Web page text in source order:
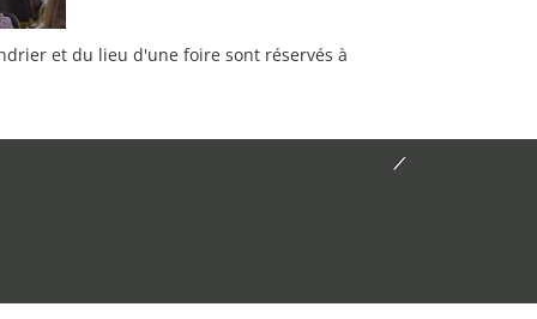
et du lieu d'une foire sont réservés à